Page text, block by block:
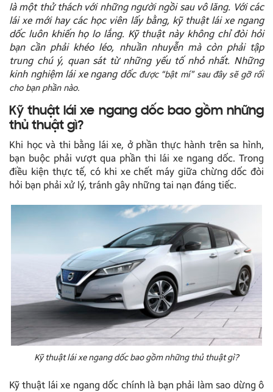
là một thử thách với những người ngồi sau vô lăng. Với các
lái xe mới hay các học viên lấy bằng, kỹ thuật lái xe ngang
dốc luôn khiến họ lo lắng. Kỹ thuật này không chỉ đòi hỏi
bạn cần phải khéo léo, nhuần nhuyễn mà còn phải tập
trung chú ý, quan sát từ những yếu tố nhỏ nhất. Những
kinh nghiệm lái xe ngang dốcđược “bật mí” sau đây sẽ gỡ rối
cho bạn phần nào.
Kỹ thuật lái xe ngang dốc bao gồm những
thủ thuật gì?
Khi học và thi bằng lái xe, ở phần thực hành trên sa hình,
bạn buộc phải vượt qua phần thi lái xe ngang dốc. Trong
điều kiện thực tế, có khi xe chết máy giữa chừng dốc đòi
hỏi bạn phải xử lý, tránh gây những tai nạn đáng tiếc.
Kỹ thuật lái xe ngang dốc bao gồm những thủ thuật gì?
Kỹ thuật lái xe ngang dốc chính là bạn phải làm sao dừng ô